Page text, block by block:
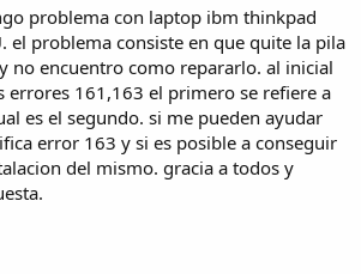
problema con laptop ibm thinkpad
el problema consiste en que quite la pila
no encuentro como repararlo. al inicial
errores 161,163 el primero se refiere a
es el segundo. si me pueden ayudar
error 163 y si es posible a conseguir
del mismo. gracia a todos y